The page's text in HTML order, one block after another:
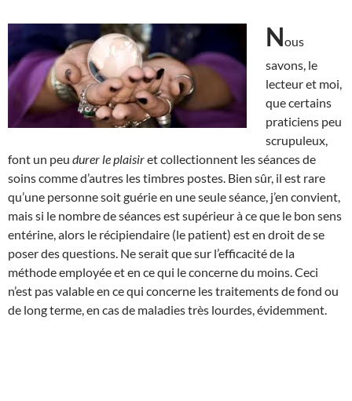
Nous
savons, le
lecteur et moi,
que certains
praticiens peu
scrupuleux,
font un peu durer le plaisiret collectionnent les séances de
soins comme d’autres les timbres postes. Bien sûr, il est rare
qu’une personne soit guérie en une seule séance, j’en convient,
mais si le nombre de séances est supérieur à ce que le bon sens
entérine, alors le récipiendaire (le patient) est en droit de se
poser des questions. Ne serait que sur l’efficacité de la
méthode employée et en ce qui le concerne du moins. Ceci
n’est pas valable en ce qui concerne les traitements de fond ou
de long terme, en cas de maladies très lourdes, évidemment.